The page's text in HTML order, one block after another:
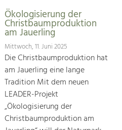
Forschung.
und
und
Ökologisierung der
Christbaumproduktion
am Jauerling
Mittwoch, 11. Juni 2025
Die Christbaumproduktion hat
am Jauerling eine lange
Tradition Mit dem neuen
LEADER-Projekt
„Ökologisierung der
Christbaumproduktion am